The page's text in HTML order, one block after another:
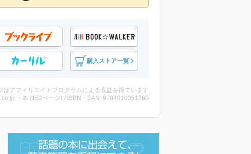
購入ストア一覧
はアフィリエイトプログラムによる収益を得ています
・本 (152ページ) / ISBN・EAN: 9784010351260